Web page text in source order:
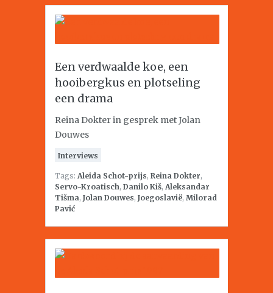
Een verdwaalde koe, een
hooibergkus en plotseling
een drama
Reina Dokter in gesprek met Jolan
Douwes
Interviews
Tags: Aleida Schot-prijs, Reina Dokter,
Servo-Kroatisch, Danilo Kiš, Aleksandar
Tišma, Jolan Douwes, Joegoslavië, Milorad
Pavić